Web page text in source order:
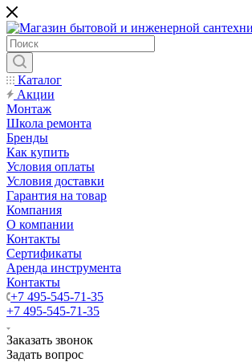
Каталог
Акции
Монтаж
Школа ремонта
Бренды
Как купить
Условия оплаты
Условия доставки
Гарантия на товар
Компания
О компании
Контакты
Сертификаты
Аренда инструмента
Контакты
+7 495-545-71-35
+7 495-545-71-35
Заказать звонок
Задать вопрос